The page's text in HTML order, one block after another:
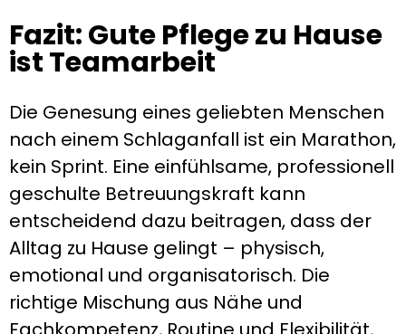
Fazit: Gute Pflege zu Hause
ist Teamarbeit
Die Genesung eines geliebten Menschen
nach einem Schlaganfall ist ein Marathon,
kein Sprint. Eine einfühlsame, professionell
geschulte Betreuungskraft kann
entscheidend dazu beitragen, dass der
Alltag zu Hause gelingt – physisch,
emotional und organisatorisch. Die
richtige Mischung aus Nähe und